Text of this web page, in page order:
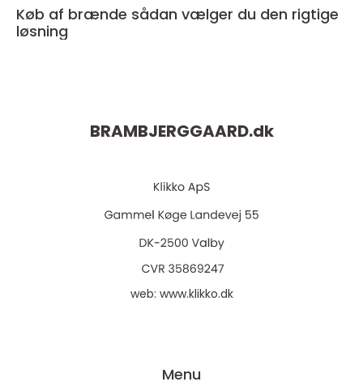
Køb af brænde sådan vælger du den rigtige
løsning
BRAMBJERGGAARD.dk
web: www.klikko.dk
Menu